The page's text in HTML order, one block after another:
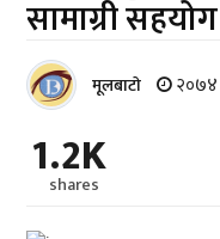
सामाग्री सहयोग
मूलबाटाे २०७४
1.2K
shares